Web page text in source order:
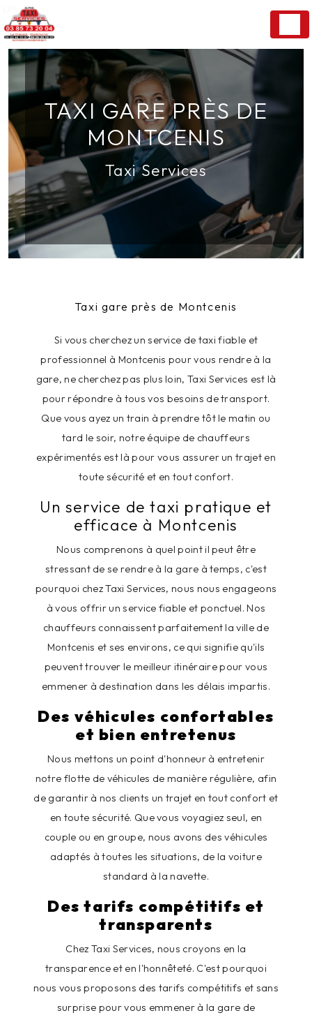
TAXI GARE PRÈS DE
MONTCENIS
Taxi Services
Taxi gare près de Montcenis
Si vous cherchez un service de taxi fiable et
professionnel à Montcenis pour vous rendre à la
gare, ne cherchez pas plus loin, Taxi Services est là
pour répondre à tous vos besoins de transport.
Que vous ayez un train à prendre tôt le matin ou
tard le soir, notre équipe de chauffeurs
expérimentés est là pour vous assurer un trajet en
toute sécurité et en tout confort.
Un service de taxi pratique et
efficace à Montcenis
Nous comprenons à quel point il peut être
stressant de se rendre à la gare à temps, c'est
pourquoi chez Taxi Services, nous nous engageons
à vous offrir un service fiable et ponctuel. Nos
chauffeurs connaissent parfaitement la ville de
Montcenis et ses environs, ce qui signifie qu'ils
peuvent trouver le meilleur itinéraire pour vous
emmener à destination dans les délais impartis.
Des véhicules confortables
et bien entretenus
Nous mettons un point d'honneur à entretenir
notre flotte de véhicules de manière régulière, afin
de garantir à nos clients un trajet en tout confort et
en toute sécurité. Que vous voyagiez seul, en
couple ou en groupe, nous avons des véhicules
adaptés à toutes les situations, de la voiture
standard à la navette.
Des tarifs compétitifs et
transparents
Chez Taxi Services, nous croyons en la
transparence et en l'honnêteté. C'est pourquoi
nous vous proposons des tarifs compétitifs et sans
surprise pour vous emmener à la gare de
Panneau de gestion des cookies